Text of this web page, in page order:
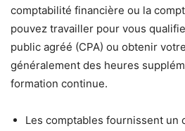
comptabilité financière ou la
pouvez travailler pour vous
public agréé (CPA) ou obtenir
généralement des heures
formation continue.
Les comptables fournissent un